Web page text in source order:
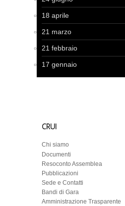
18 aprile
21 marzo
21 febbraio
17 gennaio
CRUI
Chi siamo
Documenti
Resoconto Assemblea
Pubblicazioni
Sede e Contatti
Bandi di Gara
Amministrazione Trasparente